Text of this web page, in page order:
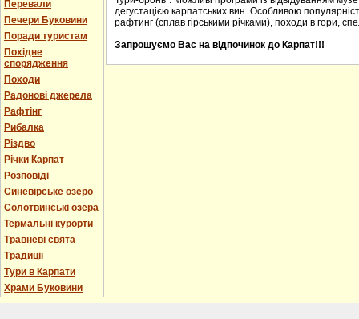
Перевали
Печери Буковини
Поради туристам
Похідне
спорядження
Походи
Радонові джерела
Рафтінг
Рибалка
Різдво
Річки Карпат
Розповіді
Синевірське озеро
Солотвинські озера
Термальні курорти
Травневі свята
Традиції
Тури в Карпати
Храми Буковини
дегустацією карпатських вин. Особливою
рафтинг (сплав гірськими річками), походи в гори,
Запрошуємо Вас на відпочинок до Карпат!!!